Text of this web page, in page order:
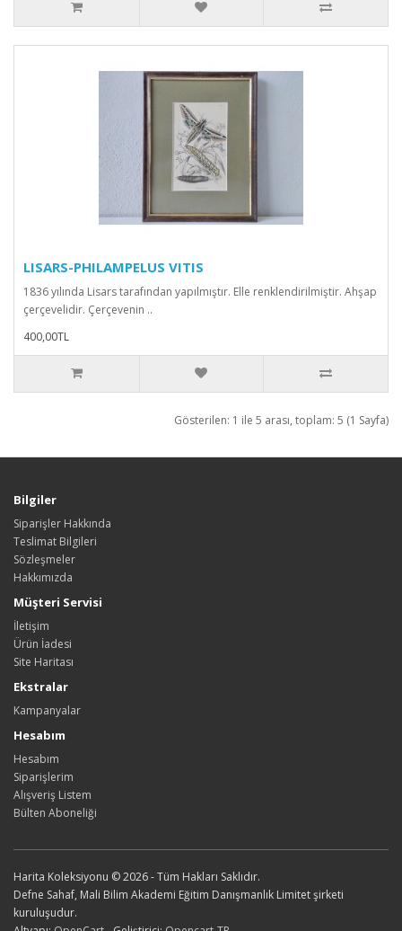
LISARS-PHILAMPELUS VITIS
1836 yılında Lisars tarafından yapılmıştır. Elle renklendirilmiştir. Ahşap
çerçevelidir. Çerçevenin ..
400,00TL
Gösterilen: 1 ile 5 arası, toplam: 5 (1 Sayfa)
Bilgiler
Siparişler Hakkında
Teslimat Bilgileri
Sözleşmeler
Hakkımızda
Müşteri Servisi
İletişim
Ürün İadesi
Site Haritası
Ekstralar
Kampanyalar
Hesabım
Hesabım
Siparişlerim
Alışveriş Listem
Bülten Aboneliği
Harita Koleksiyonu © 2026 - Tüm Hakları Saklıdır.
Defne Sahaf, Mali Bilim Akademi Eğitim Danışmanlık Limitet şirketi
kuruluşudur.